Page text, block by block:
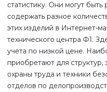
статистику. Они могут быть
содержать разное
этих изделий в Интернет-
технического центра Ф1.
учета по низкой цене.
приобретают для
охраны труда и техники
отделов по